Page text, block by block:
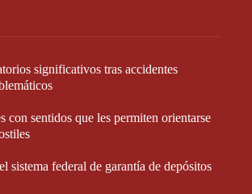
significativos tras accidentes
con sentidos que les permiten orientarse
sistema federal de garantía de depósitos